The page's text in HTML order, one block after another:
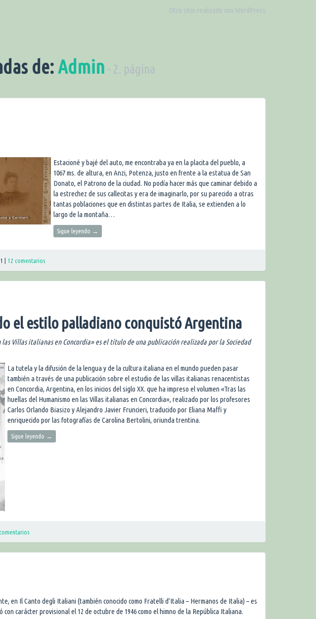
Otro sitio realizado con WordPress
de: Admin - 2. página
Estacioné y bajé del auto, me encontraba ya en la placita del pueblo, a
1067 ms. de altura, en Anzi, Potenza, justo en frente a la estatua de San
Donato, el Patrono de la ciudad. No podía hacer más que caminar debido a
la estrechez de sus callecitas y era de imaginarlo, por su parecido a otras
tantas poblaciones que en distintas partes de Italia, se extienden a lo
largo de la montaña…
Sigue leyendo →
12 comentarios
el estilo palladiano conquistó Argentina
las Villas italianas en Concordia» es el título de una publicación realizada por la Sociedad
La tutela y la difusión de la lengua y de la cultura italiana en el mundo pueden pasar
también a través de una publicación sobre el estudio de las villas italianas renacentistas
en Concordia, Argentina, en los inicios del siglo XX. que ha impreso el volumen «Tras las
huellas del Humanismo en las Villas italianas en Concordia», realizado por los profesores
Carlos Orlando Biasizo y Alejandro Javier Fruncieri, traducido por Eliana Maffi y
enriquecido por las fotografías de Carolina Bertolini, oriunda trentina.
Sigue leyendo →
en Il Canto degli Italiani (también conocido como Fratelli d’Italia – Hermanos de Italia) – es
carácter provisional el 12 de octubre de 1946 como el himno de la República Italiana.